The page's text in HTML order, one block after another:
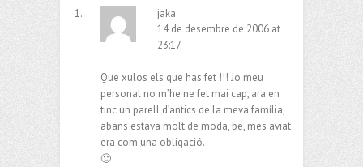
jaka
14 de desembre de 2006 at
23:17
Que xulos els que has fet !!! Jo meu
personal no m’he ne fet mai cap, ara en
tinc un parell d’antics de la meva família,
abans estava molt de moda, be, mes aviat
era com una obligació.
🙂